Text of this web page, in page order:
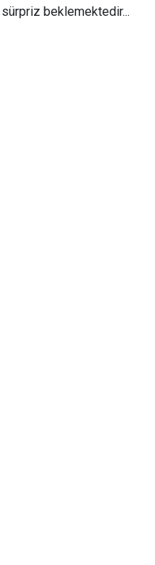
beklemektedir...